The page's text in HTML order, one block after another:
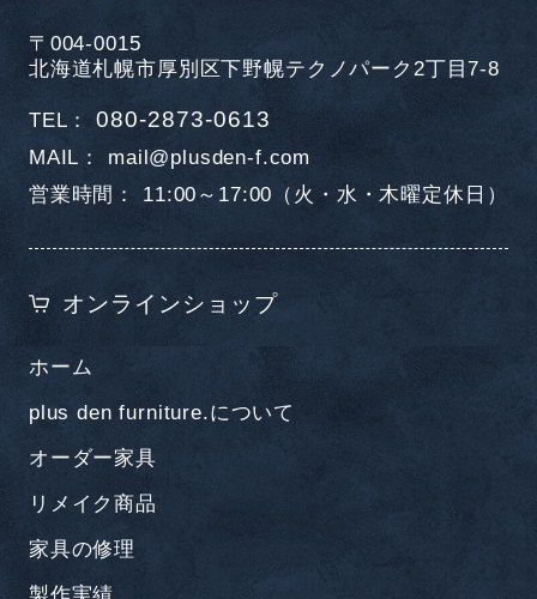
〒004-0015
北海道札幌市厚別区下野幌テクノパーク2丁目7-8
TEL 080-2873-0613
MAIL
mail@plusden-f.com
営業時間
11:00～17:00（火・水・木曜定休日）
オンラインショップ
ホーム
plus den furniture.について
オーダー家具
リメイク商品
家具の修理